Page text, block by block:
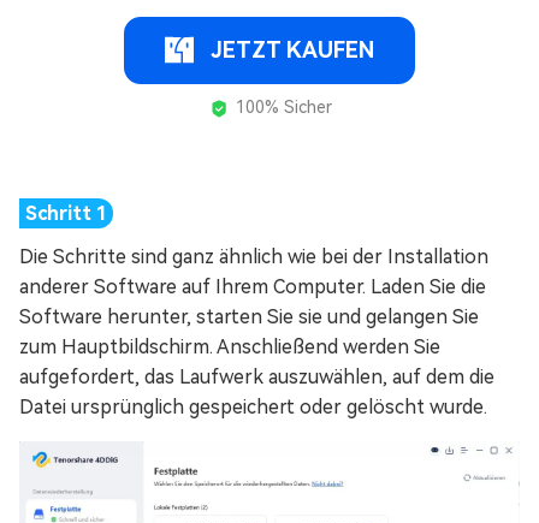
JETZT KAUFEN
100% Sicher
Die Schritte sind ganz ähnlich wie bei der Installation
anderer Software auf Ihrem Computer. Laden Sie die
Software herunter, starten Sie sie und gelangen Sie
zum Hauptbildschirm. Anschließend werden Sie
aufgefordert, das Laufwerk auszuwählen, auf dem die
Datei ursprünglich gespeichert oder gelöscht wurde.